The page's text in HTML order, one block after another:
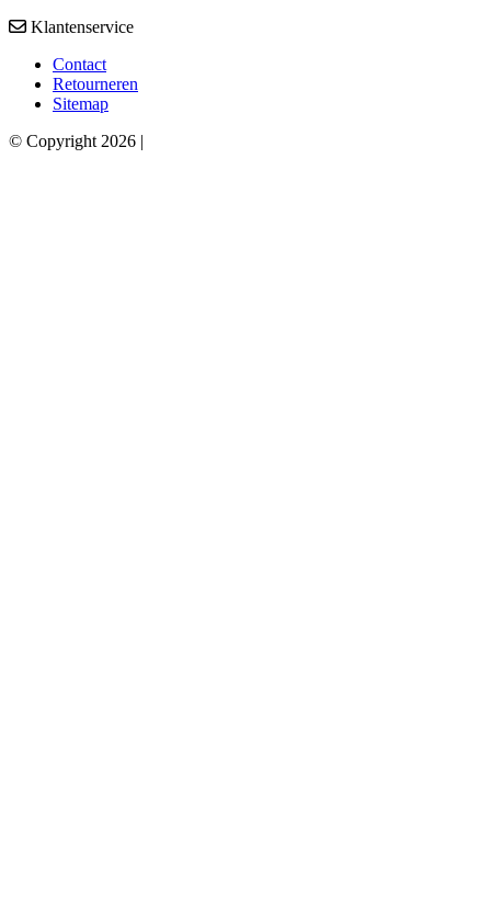
Klantenservice
Contact
Retourneren
Sitemap
© Copyright 2026 |